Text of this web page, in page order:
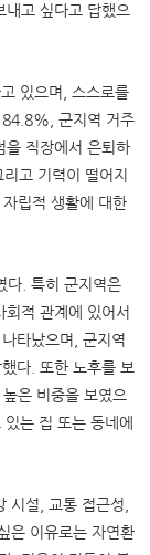
고 싶다고 답했으
있으며, 스스로를
84.8%, 군지역 거주
직장에서 은퇴하
고 기력이 떨어지
립적 생활에 대한
다. 특히 군지역은
적 관계에 있어서
타났으며, 군지역
다. 또한 노후를 보
은 비중을 보였으
는 집 또는 동네에
시설, 교통 접근성,
은 이유로는 자연환